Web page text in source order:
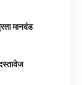
मानदंड